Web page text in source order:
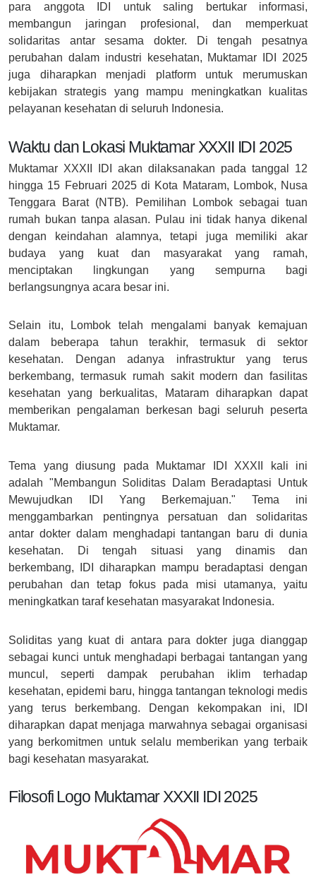
para anggota IDI untuk saling bertukar informasi,
membangun jaringan profesional, dan memperkuat
solidaritas antar sesama dokter. Di tengah pesatnya
perubahan dalam industri kesehatan, Muktamar IDI 2025
juga diharapkan menjadi platform untuk merumuskan
kebijakan strategis yang mampu meningkatkan kualitas
pelayanan kesehatan di seluruh Indonesia.
Waktu dan Lokasi Muktamar XXXII IDI 2025
Muktamar XXXII IDI akan dilaksanakan pada tanggal 12
hingga 15 Februari 2025 di Kota Mataram, Lombok, Nusa
Tenggara Barat (NTB). Pemilihan Lombok sebagai tuan
rumah bukan tanpa alasan. Pulau ini tidak hanya dikenal
dengan keindahan alamnya, tetapi juga memiliki akar
budaya yang kuat dan masyarakat yang ramah,
menciptakan lingkungan yang sempurna bagi
berlangsungnya acara besar ini.
Selain itu, Lombok telah mengalami banyak kemajuan
dalam beberapa tahun terakhir, termasuk di sektor
kesehatan. Dengan adanya infrastruktur yang terus
berkembang, termasuk rumah sakit modern dan fasilitas
kesehatan yang berkualitas, Mataram diharapkan dapat
memberikan pengalaman berkesan bagi seluruh peserta
Muktamar.
Tema yang diusung pada Muktamar IDI XXXII kali ini
adalah "Membangun Soliditas Dalam Beradaptasi Untuk
Mewujudkan IDI Yang Berkemajuan." Tema ini
menggambarkan pentingnya persatuan dan solidaritas
antar dokter dalam menghadapi tantangan baru di dunia
kesehatan. Di tengah situasi yang dinamis dan
berkembang, IDI diharapkan mampu beradaptasi dengan
perubahan dan tetap fokus pada misi utamanya, yaitu
meningkatkan taraf kesehatan masyarakat Indonesia.
Soliditas yang kuat di antara para dokter juga dianggap
sebagai kunci untuk menghadapi berbagai tantangan yang
muncul, seperti dampak perubahan iklim terhadap
kesehatan, epidemi baru, hingga tantangan teknologi medis
yang terus berkembang. Dengan kekompakan ini, IDI
diharapkan dapat menjaga marwahnya sebagai organisasi
yang berkomitmen untuk selalu memberikan yang terbaik
bagi kesehatan masyarakat.
Filosofi Logo Muktamar XXXII IDI 2025